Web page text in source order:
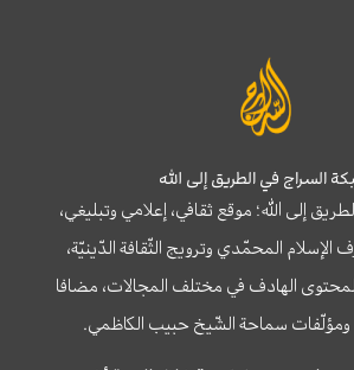
السراج في الطريق إلى الله
إلى الله؛ موقع ثقافي، إعلامي وتبليغي،
المحمّدي وترويج الثّقافة الدّينيّة،
الهادف في مختلف المجالات، مضافا
سماحة الشّيخ حبيب الكاظمي.